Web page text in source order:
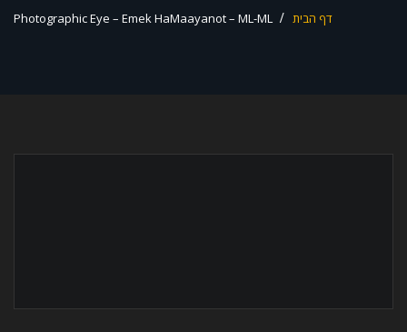
דף הבית Photographic Eye – Emek HaMaayanot – ML-ML